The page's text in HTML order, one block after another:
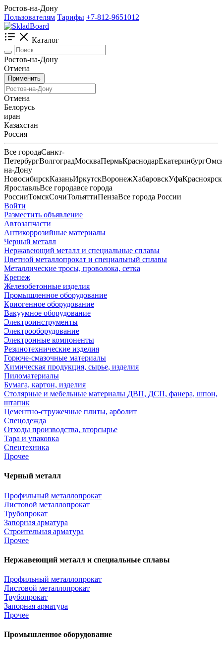
Ростов-на-Дону
Пользователям Тарифы +7-812-9651012
Каталог
Ростов-на-Дону
Отмена
Применить
Отмена
Белорусь
иран
Казахстан
Россия
Все городаСанкт-
ПетербургВолгоградМоскваПермьКраснодарЕкатеринбург
на-Дону
НовосибирскКазаньИркутскВоронежХабаровскУфаКрасноярск
ЯрославльВсе городавсе города
РоссииТомскСочиТольяттиПензаВсе города России
Войти
Разместить объявление
Автозапчасти
Антикоррозийные материалы
Черный металл
Нержавеющий металл и специальные сплавы
Цветной металлопрокат и специальный сплавы
Металлические тросы, проволока, сетка
Крепеж
Железобетонные изделия
Промышленное оборудование
Криогенное оборудование
Вакуумное оборудование
Электроинструменты
Электрооборудование
Электронные компоненты
Резинотехнические изделия
Горюче-смазочные материалы
Химическая продукция, сырье, изделия
Пиломатериалы
Бумага, картон, изделия
Столярные и мебельные материалы ДВП, ДСП, фанера, шпон,
штапик
Цементно-стружечные плиты, арболит
Спецодежда
Отходы производства, вторсырье
Тара и упаковка
Спецтехника
Прочее
Черный металл
Профильный металлопрокат
Листовой металлопрокат
Трубопрокат
Запорная арматура
Строительная арматура
Прочее
Нержавеющий металл и специальные сплавы
Профильный металлопрокат
Листовой металлопрокат
Трубопрокат
Запорная арматура
Прочее
Промышленное оборудование